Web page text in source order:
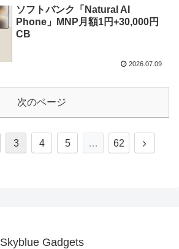
ソフトバンク「Natural AI
Phone」MNP月額1円+30,000円
CB
2026.07.09
次のページ
3 4 5 … 62
次
Skyblue Gadgets